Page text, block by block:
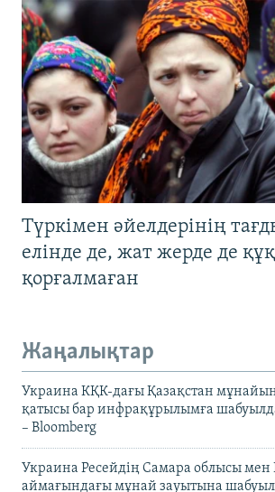
Түркімен әйелдерінің
елінде де, жат жерде де
қорғалмаған
Жаңалықтар
Украина КҚК-дағы Қазақстан
қатысы бар инфрақұрылымға
– Bloomberg
Украина Ресейдің Самара облысы мен
аймағындағы мұнай зауытына